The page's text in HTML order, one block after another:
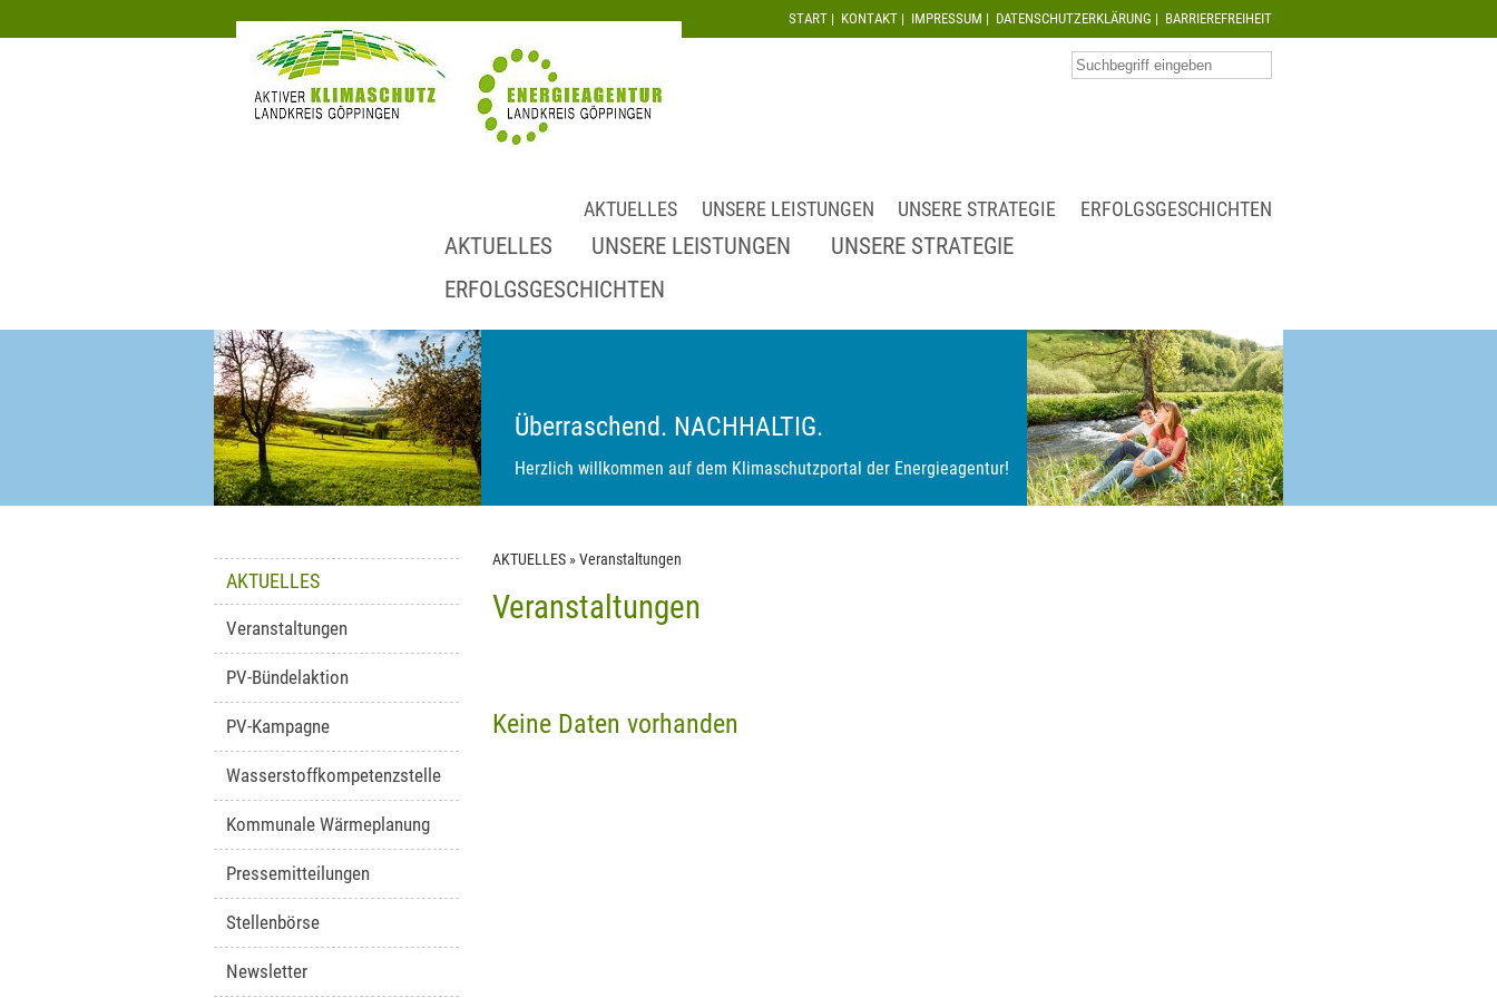
START | KONTAKT | IMPRESSUM | DATENSCHUTZERKLÄRUNG | BARRIEREFREIHEIT
AKTUELLES UNSERE LEISTUNGEN UNSERE STRATEGIE ERFOLGSGESCHICHTEN
AKTUELLES UNSERE LEISTUNGEN
UNSERE STRATEGIE
ERFOLGSGESCHICHTEN
Überraschend. NACHHALTIG.
Herzlich willkommen auf dem Klimaschutzportal der Energieagentur!
AKTUELLES
Veranstaltungen
PV-Bündelaktion
PV-Kampagne
Wasserstoffkompetenzstelle
Kommunale Wärmeplanung
Pressemitteilungen
Stellenbörse
Newsletter
AKTUELLES »Veranstaltungen
Veranstaltungen
Keine Daten vorhanden